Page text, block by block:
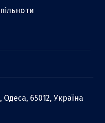
65012, Україна